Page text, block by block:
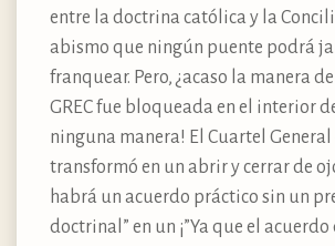
entre la doctrina católica y la
abismo que ningún puente podrá
franquear. Pero, ¿acaso la manera
GREC fue bloqueada en el interior de
ninguna manera! El Cuartel General
transformó en un abrir y cerrar de
habrá un acuerdo práctico sin un
doctrinal” en un ¡”Ya que el